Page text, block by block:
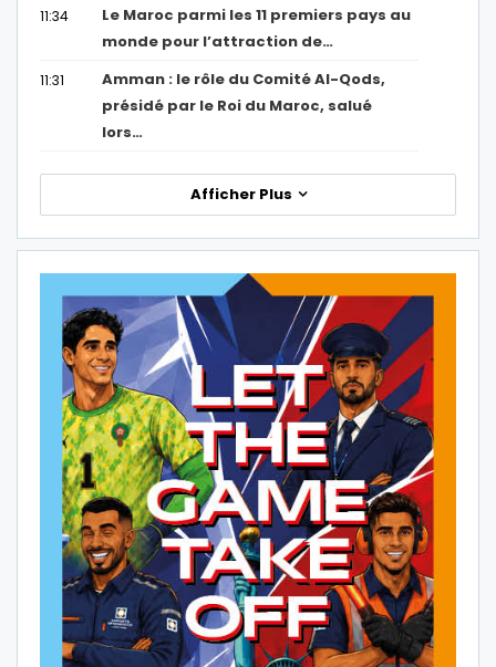
11:34
Le Maroc parmi les 11 premiers pays au
monde pour l’attraction de…
11:31
Amman : le rôle du Comité Al-Qods,
présidé par le Roi du Maroc, salué
lors…
Afficher Plus